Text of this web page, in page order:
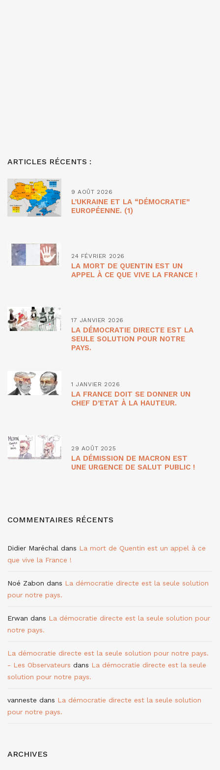
ARTICLES RÉCENTS :
9 AOÛT 2026
L’UKRAINE ET LA “DÉMOCRATIE”
EUROPÉENNE. (1)
24 FÉVRIER 2026
LA MORT DE QUENTIN EST UN
APPEL À CE QUE VIVE LA FRANCE !
17 JANVIER 2026
LA DÉMOCRATIE DIRECTE EST LA
SEULE SOLUTION POUR NOTRE
PAYS.
1 JANVIER 2026
LA FRANCE DOIT SE DONNER UN
CHEF D’ETAT À LA HAUTEUR.
29 AOÛT 2025
LA DÉMISSION DE MACRON EST
UNE URGENCE DE SALUT PUBLIC !
COMMENTAIRES RÉCENTS
Didier Maréchal dans La mort de Quentin est un appel à ce
que vive la France !
Noé Zabon dans La démocratie directe est la seule solution
pour notre pays.
Erwan dans La démocratie directe est la seule solution pour
notre pays.
La démocratie directe est la seule solution pour notre pays.
- Les Observateurs dans La démocratie directe est la seule
solution pour notre pays.
vanneste dans La démocratie directe est la seule solution
pour notre pays.
ARCHIVES